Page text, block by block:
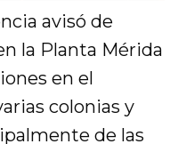
avisó de
la Planta Mérida
en el
colonias y
de las